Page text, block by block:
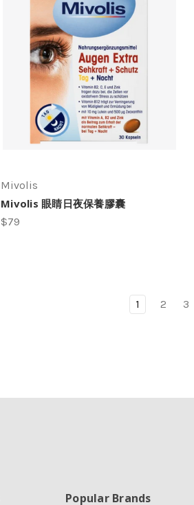
Mivolis
Mivolis 眼睛日夜保養膠囊
$79
1 2 3
Popular Brands